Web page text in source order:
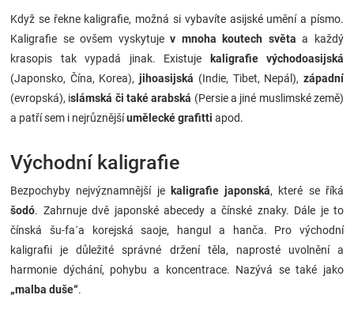
Značky
Blog
Hračkářství
Když se řekne kaligrafie, možná si vybavíte asijské umění a písmo.
Kaligrafie se ovšem vyskytujev mnoha koutech světa a každý
krasopis tak vypadá jinak. Existuje
kaligrafie východoasijská
(Japonsko, Čína, Korea), jihoasijská (Indie, Tibet, Nepál),západní
(evropská), islámská či také arabská (Persie a jiné muslimské země)
a patří sem i nejrůznějšíumělecké grafitti apod.
Východní kaligrafie
Bezpochyby nejvýznamnější je kaligrafie japonská, které se říká
šodó. Zahrnuje dvě japonské abecedy a čínské znaky. Dále je to
čínská šu-fa´a korejská saoje, hangul a hanča. Pro východní
kaligrafii je důležité správné držení těla, naprosté uvolnění a
harmonie dýchání, pohybu a koncentrace. Nazývá se také jako
„malba duše“.